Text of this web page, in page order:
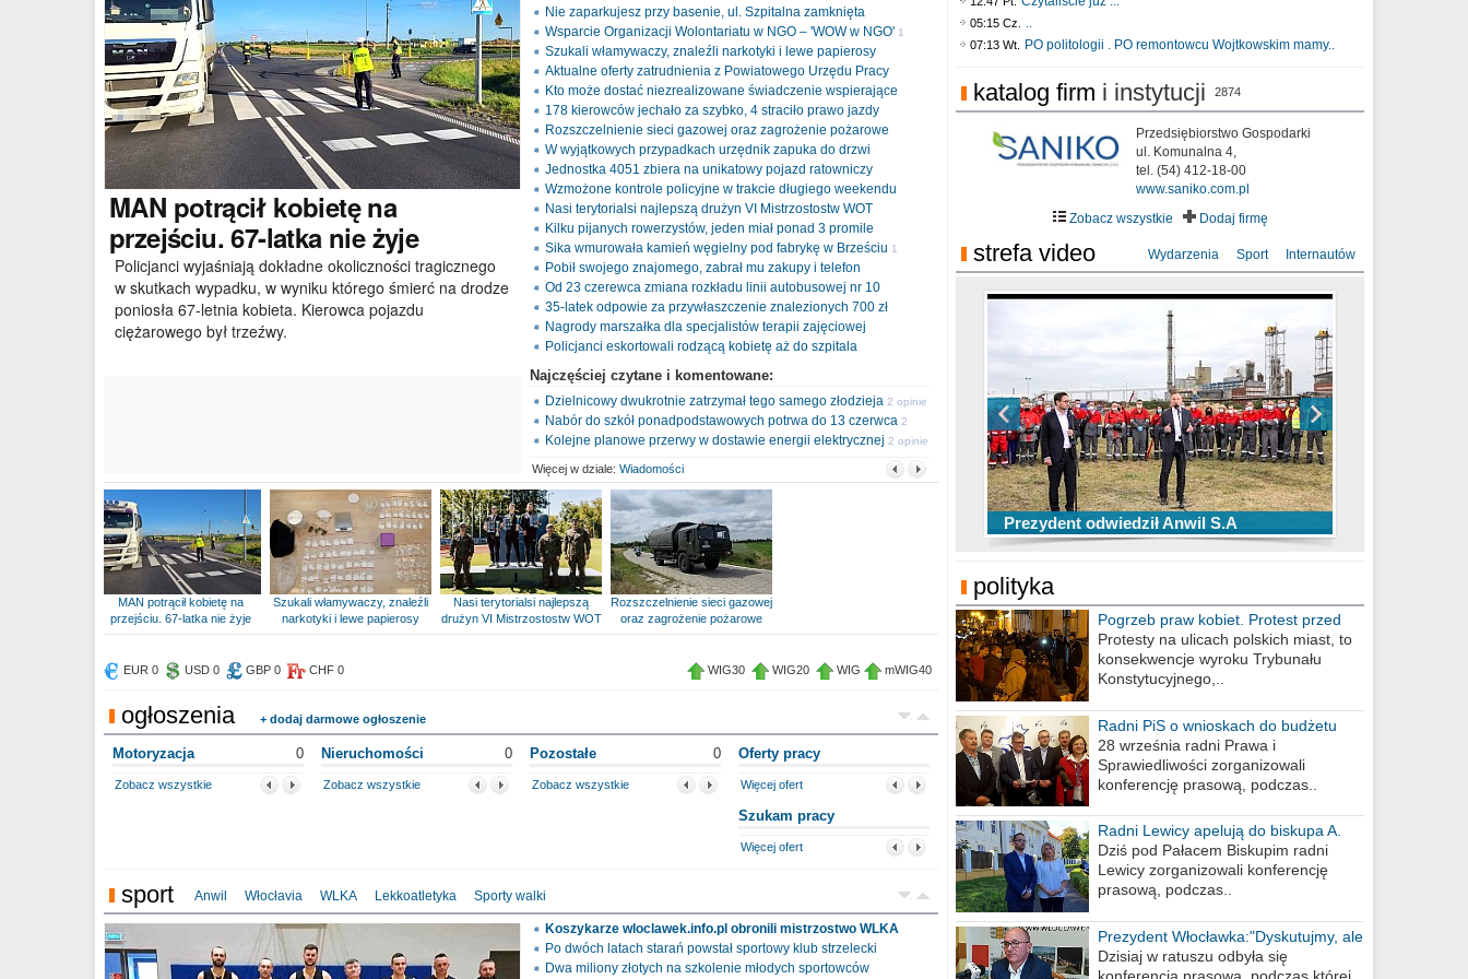
MAN potrącił kobietę na
przejściu. 67-latka nie żyje
Policjanci wyjaśniają dokładne okoliczności tragicznego
w skutkach wypadku, w wyniku którego śmierć na drodze
poniosła 67-letnia kobieta. Kierowca pojazdu
ciężarowego był trzeźwy.
Nie zaparkujesz przy basenie, ul. Szpitalna zamknięta
Wsparcie Organizacji Wolontariatu w NGO – 'WOW w NGO' 1
opinia
Szukali włamywaczy, znaleźli narkotyki i lewe papierosy
Aktualne oferty zatrudnienia z Powiatowego Urzędu Pracy
Kto może dostać niezrealizowane świadczenie wspierające
178 kierowców jechało za szybko, 4 straciło prawo jazdy
Rozszczelnienie sieci gazowej oraz zagrożenie pożarowe
W wyjątkowych przypadkach urzędnik zapuka do drzwi
Jednostka 4051 zbiera na unikatowy pojazd ratowniczy
Wzmożone kontrole policyjne w trakcie długiego weekendu
Nasi terytorialsi najlepszą drużyn VI Mistrzostostw WOT
Kilku pijanych rowerzystów, jeden miał ponad 3 promile
Sika wmurowała kamień węgielny pod fabrykę w Brześciu 1
opinia
Pobił swojego znajomego, zabrał mu zakupy i telefon
Od 23 czerewca zmiana rozkładu linii autobusowej nr 10
35-latek odpowie za przywłaszczenie znalezionych 700 zł
Nagrody marszałka dla specjalistów terapii zajęciowej
Policjanci eskortowali rodzącą kobietę aż do szpitala
Najczęściej czytane i komentowane:
Dzielnicowy dwukrotnie zatrzymał tego samego złodzieja 2 opinie
Nabór do szkół ponadpodstawowych potrwa do 13 czerwca 2
opinie
Kolejne planowe przerwy w dostawie energii elektrycznej 2 opinie
Więcej w dziale: Wiadomości
MAN potrącił kobietę na
przejściu. 67-latka nie żyje
Szukali włamywaczy, znaleźli
narkotyki i lewe papierosy
Nasi terytorialsi najlepszą
drużyn VI Mistrzostostw WOT
Rozszczelnienie sieci gazowej
oraz zagrożenie pożarowe
EUR 0 USD 0 GBP 0 CHF 0 WIG30 WIG20 WIG mWIG40
ogłoszenia + dodaj darmowe ogłoszenie
Motoryzacja 0
Zobacz wszystkie
Nieruchomości 0
Zobacz wszystkie
Pozostałe 0
Zobacz wszystkie
Oferty pracy
Więcej ofert
Szukam pracy
Więcej ofert
sport Anwil Włocłavia WLKA Lekkoatletyka Sporty walki
Koszykarze wloclawek.info.pl obronili mistrzostwo WLKA
Po dwóch latach starań powstał sportowy klub strzelecki
Dwa miliony złotych na szkolenie młodych sportowców
05:15 Cz. ..
07:13 Wt. PO politologii . PO remontowcu Wojtkowskim mamy..
katalog firm i instytucji 2874
Przedsiębiorstwo Gospodarki
ul. Komunalna 4,
tel. (54) 412-18-00
www.saniko.com.pl
Zobacz wszystkie
Dodaj firmę
strefa video Wydarzenia Sport Internautów
Prezydent odwiedził Anwil S.A
TOP 10 przechwytów Anwilu Włocławek
w EBL w sezonie 2019/2020
TOP 5 rzutów Anwilu Włocławek w BCL
w sezonie 2019/2020
Ni To Ponk - W oczach mamy strach
sixf33t .Last Year DRONE FOOTAGE
Włocławek
XXIII Sesja Rady Miasta Włocławek VIII
kadencji w dniu 09.06.2020 r.
polityka
Pogrzeb praw kobiet. Protest przed
biurem poselskim PiS
Protesty na ulicach polskich miast, to
konsekwencje wyroku Trybunału
Konstytucyjnego,..
Radni PiS o wnioskach do budżetu
miasta na 2021 rok
28 września radni Prawa i
Sprawiedliwości zorganizowali
konferencję prasową, podczas..
Radni Lewicy apelują do biskupa A.
Wiesława Meringa
Dziś pod Pałacem Biskupim radni
Lewicy zorganizowali konferencję
prasową, podczas..
Prezydent Włocławka:"Dyskutujmy, ale
nie obrażajmy się”
Dzisiaj w ratuszu odbyła się